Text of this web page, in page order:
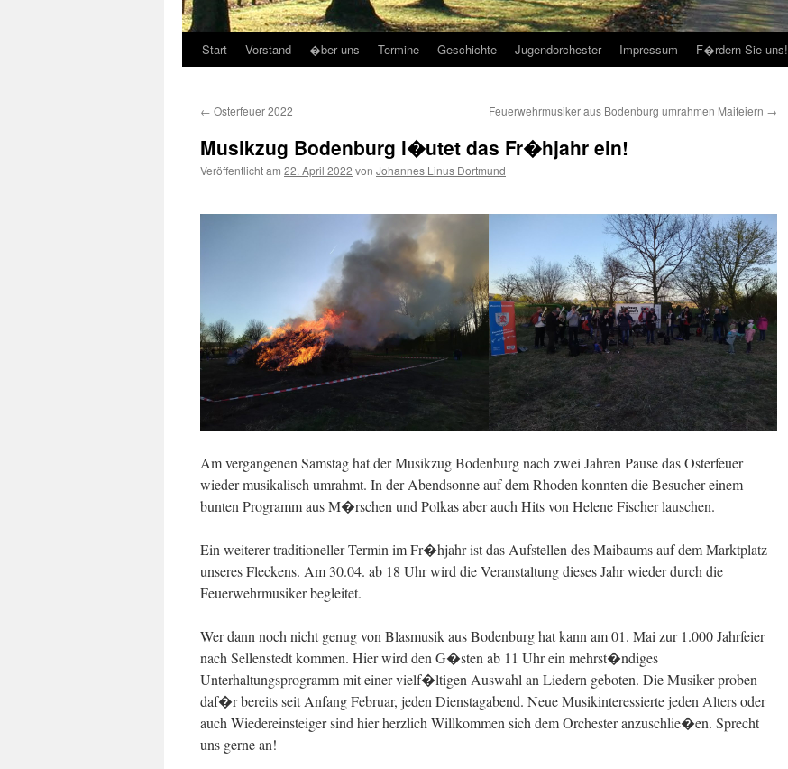
Start Vorstand �ber uns Termine Geschichte Jugendorchester Impressum F�rdern Sie uns!
← Osterfeuer 2022 Feuerwehrmusiker aus Bodenburg umrahmen Maifeiern →
Musikzug Bodenburg l�utet das Fr�hjahr ein!
Veröffentlicht am 22. April 2022 von Johannes Linus Dortmund
Am vergangenen Samstag hat der Musikzug Bodenburg nach zwei Jahren Pause das Osterfeuer
wieder musikalisch umrahmt. In der Abendsonne auf dem Rhoden konnten die Besucher einem
bunten Programm aus M�rschen und Polkas aber auch Hits von Helene Fischer lauschen.
Ein weiterer traditioneller Termin im Fr�hjahr ist das Aufstellen des Maibaums auf dem Marktplatz
unseres Fleckens. Am 30.04. ab 18 Uhr wird die Veranstaltung dieses Jahr wieder durch die
Feuerwehrmusiker begleitet.
Wer dann noch nicht genug von Blasmusik aus Bodenburg hat kann am 01. Mai zur 1.000 Jahrfeier
nach Sellenstedt kommen. Hier wird den G�sten ab 11 Uhr ein mehrst�ndiges
Unterhaltungsprogramm mit einer vielf�ltigen Auswahl an Liedern geboten. Die Musiker proben
daf�r bereits seit Anfang Februar, jeden Dienstagabend. Neue Musikinteressierte jeden Alters oder
auch Wiedereinsteiger sind hier herzlich Willkommen sich dem Orchester anzuschlie�en. Sprecht
uns gerne an!